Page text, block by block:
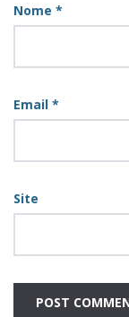
Nome *
Email *
Site